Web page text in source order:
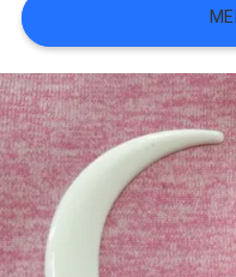
VR
SHOW
PLAN
DU